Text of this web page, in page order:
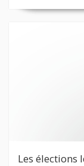
Les élections